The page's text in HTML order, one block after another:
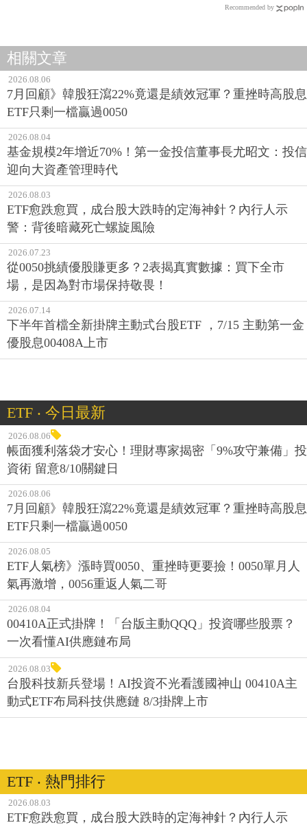
Recommended by
相關文章
2026.08.06
7月回顧》韓股狂瀉22%竟還是績效冠軍？重挫時高股息
ETF只剩一檔贏過0050
2026.08.04
基金規模2年增近70%！第一金投信董事長尤昭文：投信
迎向大資產管理時代
2026.08.03
ETF愈跌愈買，成台股大跌時的定海神針？內行人示
警：背後暗藏死亡螺旋風險
2026.07.23
從0050挑績優股賺更多？2表揭真實數據：買下全市
場，是因為對市場保持敬畏！
2026.07.14
下半年首檔全新掛牌主動式台股ETF ，7/15 主動第一金
優股息00408A上市
ETF ‧ 今日最新
2026.08.06
帳面獲利落袋才安心！理財專家揭密「9%攻守兼備」投
資術 留意8/10關鍵日
2026.08.06
7月回顧》韓股狂瀉22%竟還是績效冠軍？重挫時高股息
ETF只剩一檔贏過0050
2026.08.05
ETF人氣榜》漲時買0050、重挫時更要撿！0050單月人
氣再激增，0056重返人氣二哥
2026.08.04
00410A正式掛牌！「台版主動QQQ」投資哪些股票？
一次看懂AI供應鏈布局
2026.08.03
台股科技新兵登場！AI投資不光看護國神山 00410A主
動式ETF布局科技供應鏈 8/3掛牌上市
ETF ‧ 熱門排行
2026.08.03
ETF愈跌愈買，成台股大跌時的定海神針？內行人示